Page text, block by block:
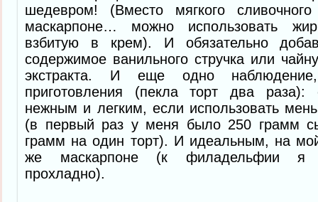
шедевром! (Вместо мягкого
маскарпоне… можно использовать
взбитую в крем). И обязательно
содержимое ванильного стручка или
экстракта. И еще одно
приготовления (пекла торт два раза):
нежным и легким, если использовать
(в первый раз у меня было 250 грамм
грамм на один торт). И идеальным, на
же маскарпоне (к филадельфии я
прохладно).